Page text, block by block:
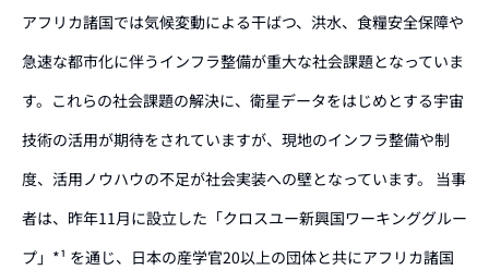
アフリカ諸国では気候変動による干ばつ、洪水、食糧安全保障や
急速な都市化に伴うインフラ整備が重大な社会課題となっていま
す。これらの社会課題の解決に、衛星データをはじめとする宇宙
技術の活用が期待をされていますが、現地のインフラ整備や制
度、活用ノウハウの不足が社会実装への壁となっています。 当事
者は、昨年11月に設立した「クロスユー新興国ワーキンググルー
プ」*¹ を通じ、日本の産学官20以上の団体と共にアフリカ諸国